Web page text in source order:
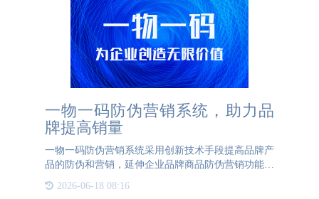
一物一码防伪营销系统，助力品
牌提高销量
一物一码防伪营销系统采用创新技术手段提高品牌产
品的防伪和营销，延伸企业品牌商品防伪营销功能的
码防伪营销系统连接品牌与消费者，实现一对一互
2026-06-18 08:16